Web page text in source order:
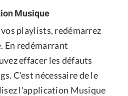
Musique
playlists, redémarrez
En redémarrant
effacer les défauts
C'est nécessaire de le
l'application Musique